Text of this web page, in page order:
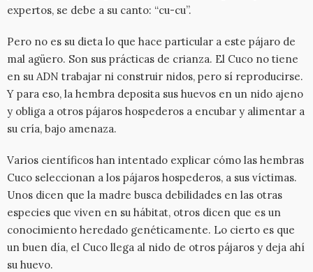
expertos, se debe a su canto: “cu-cu”.
Pero no es su dieta lo que hace particular a este pájaro de
mal agüero. Son sus prácticas de crianza. El Cuco no tiene
en su ADN trabajar ni construir nidos, pero sí reproducirse.
Y para eso, la hembra deposita sus huevos en un nido ajeno
y obliga a otros pájaros hospederos a encubar y alimentar a
su cría, bajo amenaza.
Varios científicos han intentado explicar cómo las hembras
Cuco seleccionan a los pájaros hospederos, a sus víctimas.
Unos dicen que la madre busca debilidades en las otras
especies que viven en su hábitat, otros dicen que es un
conocimiento heredado genéticamente. Lo cierto es que
un buen día, el Cuco llega al nido de otros pájaros y deja ahí
su huevo.